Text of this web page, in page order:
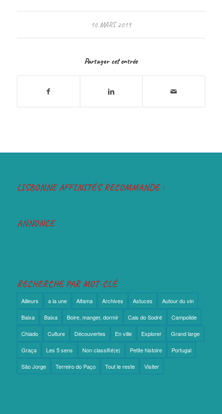
10 MARS 2019
Partager cet entrée
LISBONNE AFFINITÉS RECOMMANDE :
ANNONCE
RECHERCHE PAR MOT-CLÉ
Ailleurs a la une Alfama Archives Astuces Autour du vin
Baixa Baixa Boire, manger, dormir Cais do Sodré Campolide
Chiado Culture Découvertes En ville Explorer Grand large
Graça Les 5 sens Non classifié(e) Petite histoire Portugal
São Jorge Terreiro do Paço Tout le reste Visiter